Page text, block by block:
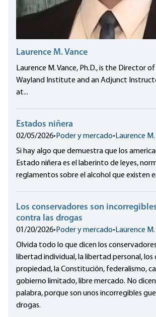
Laurence M. Vance
Laurence M. Vance, Ph.D., is the Director
Wayland Institute and an Adjunct
at...
Estados niñera
02/05/2026•Poder y mercado•Laurence M.
Si hay algo que demuestra que los
Estado niñera es el laberinto de leyes,
reglamentos sobre el alcohol que existen
Los conservadores son
contra las drogas
01/20/2026•Poder y mercado•Laurence M.
Olvida todo lo que dicen los
libertad individual, la libertad personal, los
propiedad, la Constitución, federalismo,
gobierno limitado, libre mercado. No dicen
palabra, porque son unos incorregibles
drogas.